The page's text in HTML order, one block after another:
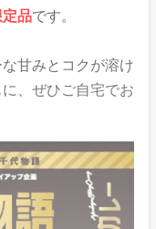
定品です。
甘みとコクが溶け
、ぜひご自宅でお